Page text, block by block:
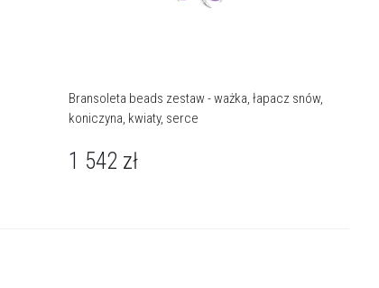
Bransoleta beads zestaw - ważka, łapacz snów,
koniczyna, kwiaty, serce
1 542 zł